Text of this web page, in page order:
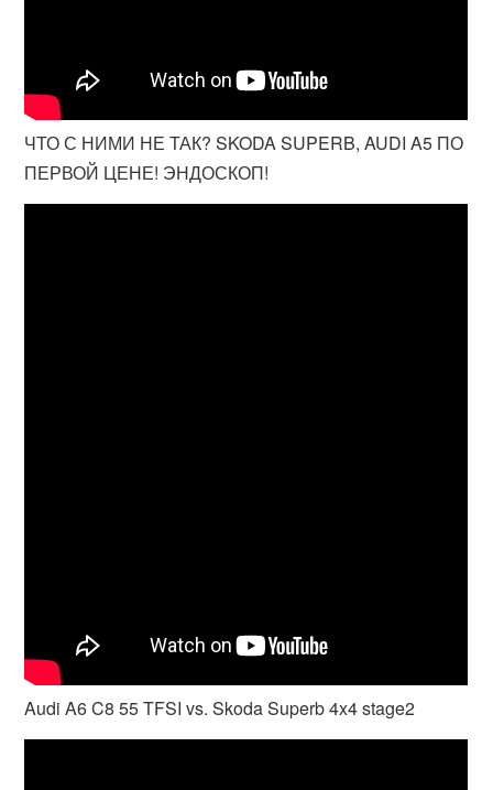
ЧТО С НИМИ НЕ ТАК? SKODA SUPERB, AUDI A5 ПО
ПЕРВОЙ ЦЕНЕ! ЭНДОСКОП!
Audi A6 C8 55 TFSI vs. Skoda Superb 4x4 stage2